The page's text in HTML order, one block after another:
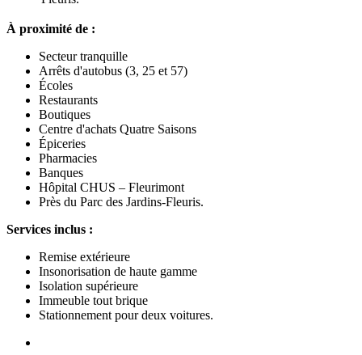
À proximité de :
Secteur tranquille
Arrêts d'autobus (3, 25 et 57)
Écoles
Restaurants
Boutiques
Centre d'achats Quatre Saisons
Épiceries
Pharmacies
Banques
Hôpital CHUS – Fleurimont
Près du Parc des Jardins-Fleuris.
Services inclus :
Remise extérieure
Insonorisation de haute gamme
Isolation supérieure
Immeuble tout brique
Stationnement pour deux voitures.